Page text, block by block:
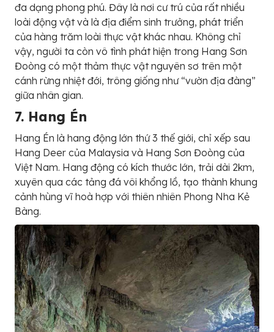
đa dạng phong phú. Đây là nơi cư trú của rất nhiều
loài động vật và là địa điểm sinh trưởng, phát triển
của hàng trăm loài thực vật khác nhau. Không chỉ
vậy, người ta còn vô tình phát hiện trong Hang Sơn
Đoòng có một thảm thực vật nguyên sơ trên một
cánh rừng nhiệt đới, trông giống như “vườn địa đàng”
giữa nhân gian.
7. Hang Én
Hang Én là hang động lớn thứ 3 thế giới, chỉ xếp sau
Hang Deer của Malaysia và Hang Sơn Đoòng của
Việt Nam. Hang động có kích thước lớn, trải dài 2km,
xuyên qua các tảng đá vôi khổng lồ, tạo thành khung
cảnh hùng vĩ hoà hợp với thiên nhiên Phong Nha Kẻ
Bàng.